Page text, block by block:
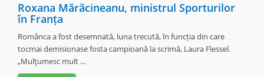
Roxana Mărăcineanu, ministrul Sporturilor
în Franța
Românca a fost desemnată, luna trecută, în funcția din care
tocmai demisionase fosta campioană la scrimă, Laura Flessel.
„Mulţumesc mult ...